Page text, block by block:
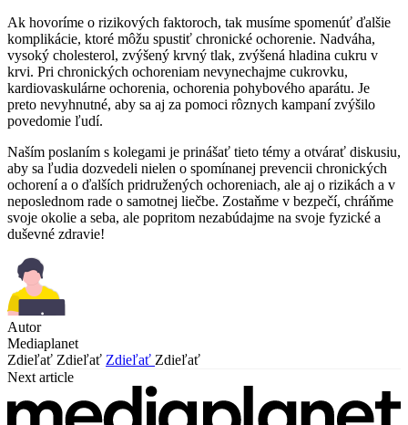
Ak hovoríme o rizikových faktoroch, tak musíme spomenúť ďalšie
komplikácie, ktoré môžu spustiť chronické ochorenie. Nadváha,
vysoký cholesterol, zvýšený krvný tlak, zvýšená hladina cukru v
krvi. Pri chronických ochoreniam nevynechajme cukrovku,
kardiovaskulárne ochorenia, ochorenia pohybového aparátu. Je
preto nevyhnutné, aby sa aj za pomoci rôznych kampaní zvýšilo
povedomie ľudí.
Naším poslaním s kolegami je prinášať tieto témy a otvárať diskusiu,
aby sa ľudia dozvedeli nielen o spomínanej prevencii chronických
ochorení a o ďalších pridružených ochoreniach, ale aj o rizikách a v
neposlednom rade o samotnej liečbe. Zostaňme v bezpečí, chráňme
svoje okolie a seba, ale popritom nezabúdajme na svoje fyzické a
duševné zdravie!
Autor
Mediaplanet
Zdieľať Zdieľať Zdieľať Zdieľať
Next article